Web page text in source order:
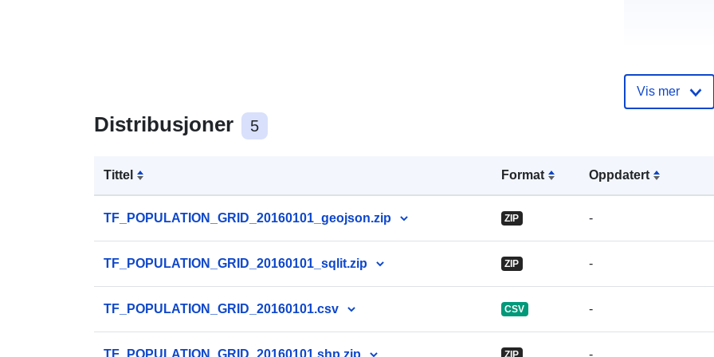
Distribusjoner 5
Tittel Format Oppdatert
TF_POPULATION_GRID_20160101_geojson.zip ZIP -
TF_POPULATION_GRID_20160101_sqlit.zip ZIP -
TF_POPULATION_GRID_20160101.csv CSV -
TF_POPULATION_GRID_20160101.shp.zip ZIP -
Vis mer